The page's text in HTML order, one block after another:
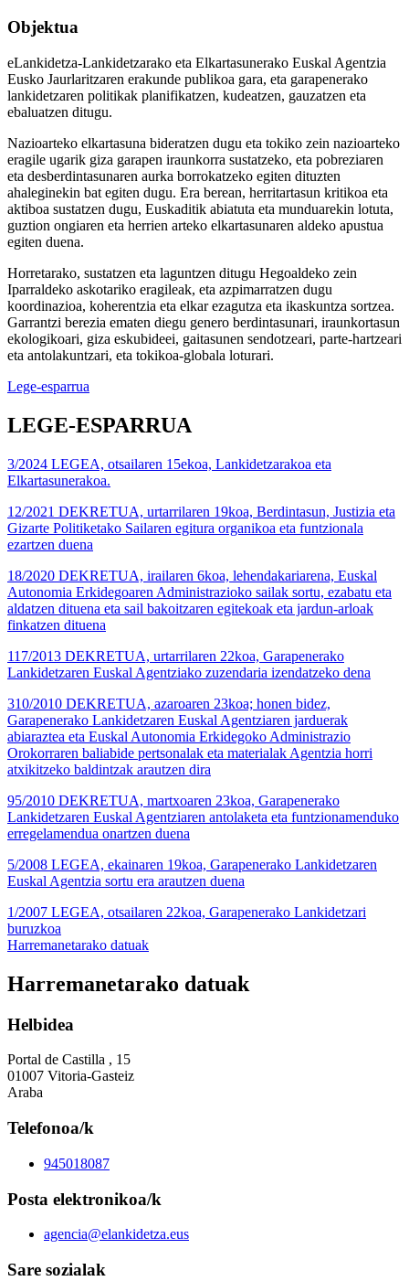
Objektua
eLankidetza-Lankidetzarako eta Elkartasunerako Euskal Agentzia
Eusko Jaurlaritzaren erakunde publikoa gara, eta garapenerako
lankidetzaren politikak planifikatzen, kudeatzen, gauzatzen eta
ebaluatzen ditugu.
Nazioarteko elkartasuna bideratzen dugu eta tokiko zein nazioarteko
eragile ugarik giza garapen iraunkorra sustatzeko, eta pobreziaren
eta desberdintasunaren aurka borrokatzeko egiten dituzten
ahaleginekin bat egiten dugu. Era berean, herritartasun kritikoa eta
aktiboa sustatzen dugu, Euskaditik abiatuta eta munduarekin lotuta,
guztion ongiaren eta herrien arteko elkartasunaren aldeko apustua
egiten duena.
Horretarako, sustatzen eta laguntzen ditugu Hegoaldeko zein
Iparraldeko askotariko eragileak, eta azpimarratzen dugu
koordinazioa, koherentzia eta elkar ezagutza eta ikaskuntza sortzea.
Garrantzi berezia ematen diegu genero berdintasunari, iraunkortasun
ekologikoari, giza eskubideei, gaitasunen sendotzeari, parte-hartzeari
eta antolakuntzari, eta tokikoa-globala loturari.
Lege-esparrua
LEGE-ESPARRUA
3/2024 LEGEA, otsailaren 15ekoa, Lankidetzarakoa eta
Elkartasunerakoa.
12/2021 DEKRETUA, urtarrilaren 19koa, Berdintasun, Justizia eta
Gizarte Politiketako Sailaren egitura organikoa eta funtzionala
ezartzen duena
18/2020 DEKRETUA, irailaren 6koa, lehendakariarena, Euskal
Autonomia Erkidegoaren Administrazioko sailak sortu, ezabatu eta
aldatzen dituena eta sail bakoitzaren egitekoak eta jardun-arloak
finkatzen dituena
117/2013 DEKRETUA, urtarrilaren 22koa, Garapenerako
Lankidetzaren Euskal Agentziako zuzendaria izendatzeko dena
310/2010 DEKRETUA, azaroaren 23koa; honen bidez,
Garapenerako Lankidetzaren Euskal Agentziaren jarduerak
abiaraztea eta Euskal Autonomia Erkidegoko Administrazio
Orokorraren baliabide pertsonalak eta materialak Agentzia horri
atxikitzeko baldintzak arautzen dira
95/2010 DEKRETUA, martxoaren 23koa, Garapenerako
Lankidetzaren Euskal Agentziaren antolaketa eta funtzionamenduko
erregelamendua onartzen duena
5/2008 LEGEA, ekainaren 19koa, Garapenerako Lankidetzaren
Euskal Agentzia sortu era arautzen duena
1/2007 LEGEA, otsailaren 22koa, Garapenerako Lankidetzari
buruzkoa
Harremanetarako datuak
Harremanetarako datuak
Helbidea
Portal de Castilla , 15
01007 Vitoria-Gasteiz
Araba
Telefonoa/k
945018087
Posta elektronikoa/k
agencia@elankidetza.eus
Sare sozialak